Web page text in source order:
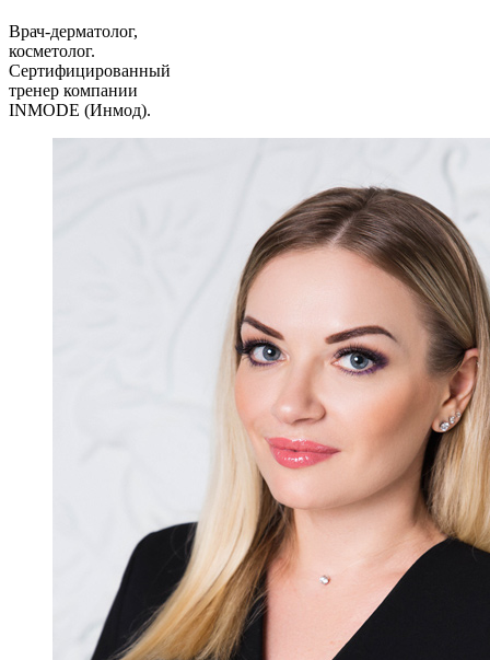
Врач-дерматолог,
косметолог.
Cертифицированный
тренер компании
INMODE (Инмод).